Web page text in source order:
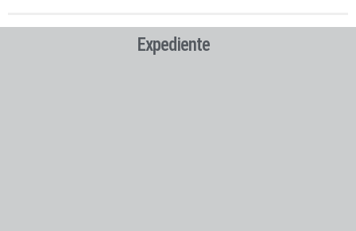
Expediente